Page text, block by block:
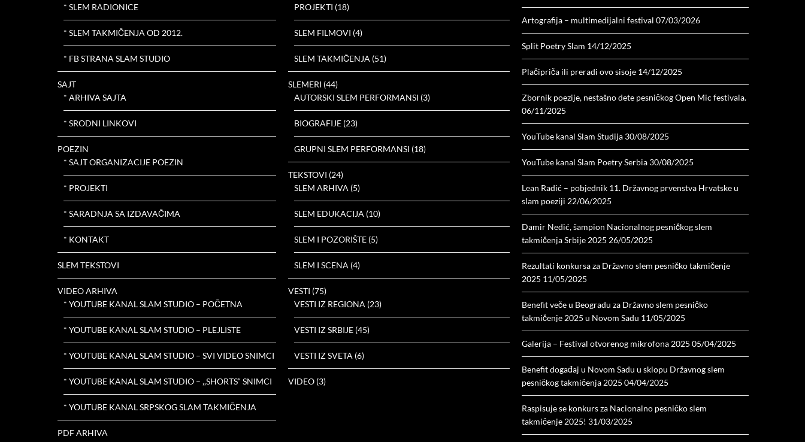
* SLEM RADIONICE
* SLEM TAKMIČENJA OD 2012.
* FB STRANA SLAM STUDIO
SAJT
* ARHIVA SAJTA
* SRODNI LINKOVI
POEZIN
* SAJT ORGANIZACIJE POEZIN
* PROJEKTI
* SARADNJA SA IZDAVAČIMA
* KONTAKT
SLEM TEKSTOVI
VIDEO ARHIVA
* YOUTUBE KANAL SLAM STUDIO – POČETNA
* YOUTUBE KANAL SLAM STUDIO – PLEJLISTE
* YOUTUBE KANAL SLAM STUDIO – SVI VIDEO SNIMCI
* YOUTUBE KANAL SLAM STUDIO – ,,SHORTS“ SNIMCI
* YOUTUBE KANAL SRPSKOG SLAM TAKMIČENJA
PDF ARHIVA
PROJEKTI (18)
SLEM FILMOVI (4)
SLEM TAKMIČENJA (51)
SLEMERI (44)
AUTORSKI SLEM PERFORMANSI (3)
BIOGRAFIJE (23)
GRUPNI SLEM PERFORMANSI (18)
TEKSTOVI (24)
SLEM ARHIVA (5)
SLEM EDUKACIJA (10)
SLEM I POZORIŠTE (5)
SLEM I SCENA (4)
VESTI (75)
VESTI IZ REGIONA (23)
VESTI IZ SRBIJE (45)
VESTI IZ SVETA (6)
VIDEO (3)
Artografija – multimedijalni festival 07/03/2026
Split Poetry Slam 14/12/2025
Plačipriča ili preradi ovo sisoje 14/12/2025
Zbornik poezije, nestašno dete pesničkog Open Mic festivala.
06/11/2025
YouTube kanal Slam Studija 30/08/2025
YouTube kanal Slam Poetry Serbia 30/08/2025
Lean Radić – pobjednik 11. Državnog prvenstva Hrvatske u
slam poeziji 22/06/2025
Damir Nedić, šampion Nacionalnog pesničkog slem
takmičenja Srbije 2025 26/05/2025
Rezultati konkursa za Državno slem pesničko takmičenje
2025 11/05/2025
Benefit veče u Beogradu za Državno slem pesničko
takmičenje 2025 u Novom Sadu 11/05/2025
Galerija – Festival otvorenog mikrofona 2025 05/04/2025
Benefit događaj u Novom Sadu u sklopu Državnog slem
pesničkog takmičenja 2025 04/04/2025
Raspisuje se konkurs za Nacionalno pesničko slem
takmičenje 2025! 31/03/2025